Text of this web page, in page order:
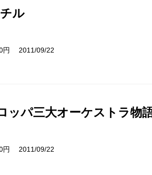
ル
円 2011/09/22
ッパ三大オーケストラ物
円 2011/09/22